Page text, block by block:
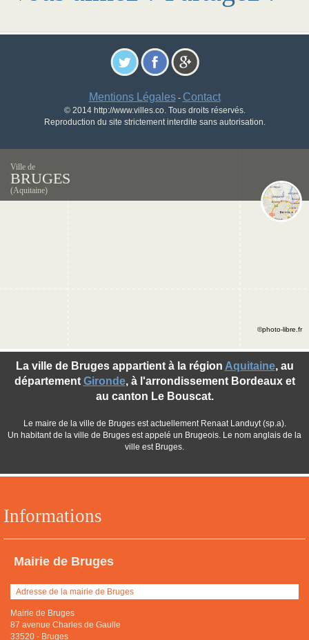
Mentions Légales- Contact
© 2014 http://www.villes.co. Tous droits réservés.
Reproduction du site strictement interdite sans autorisation.
Ville de
BRUGES
(Aquitaine)
Informations
Mairie de Bruges
Adresse de la mairie de Bruges
Mairie de Bruges
87 avenue Charles de Gaulle
33520 - Bruges
La ville de Bruges appartient à la région Aquitaine, au
département Gironde, à l'arrondissement Bordeaux et
au canton Le Bouscat.
Le maire de la ville de Bruges est actuellement Renaat Landuyt (sp.a).
Un habitant de la ville de Bruges est appelé un Brugeois. Le nom anglais de la
ville est Bruges.
©photo-libre.fr